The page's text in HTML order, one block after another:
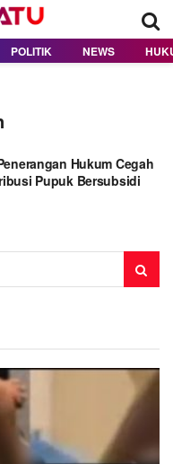
POLITIK NEWS
Hukum Cegah
Pupuk Bersubsidi